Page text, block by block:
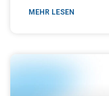
MEHR LESEN